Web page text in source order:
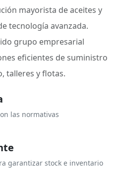
mayorista de aceites y
tecnología avanzada.
grupo empresarial
eficientes de suministro
talleres y flotas.
las normativas
garantizar stock e inventario